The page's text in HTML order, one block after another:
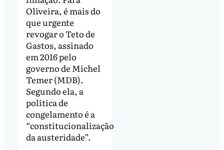
Oliveira, é mais do
que urgente
revogar o Teto de
Gastos, assinado
em 2016 pelo
governo de Michel
Temer (MDB).
Segundo ela, a
política de
congelamento é a
“constitucionalização
da austeridade”.